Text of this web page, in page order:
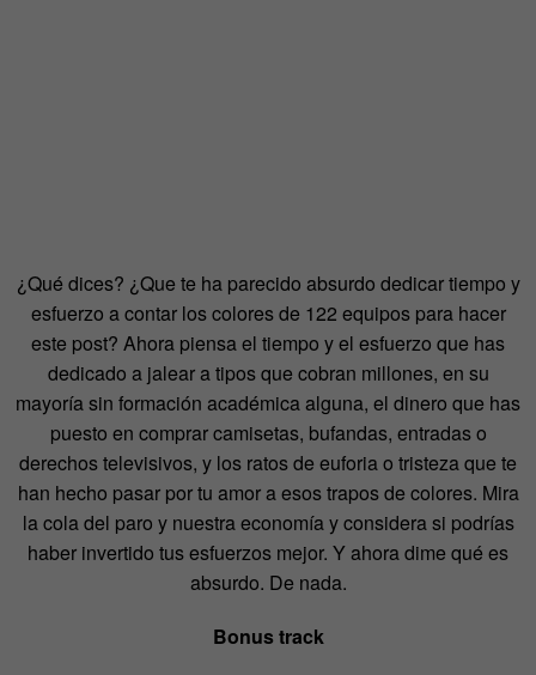
¿Qué dices? ¿Que te ha parecido absurdo dedicar tiempo y
esfuerzo a contar los colores de 122 equipos para hacer
este post? Ahora piensa el tiempo y el esfuerzo que has
dedicado a jalear a tipos que cobran millones, en su
mayoría sin formación académica alguna, el dinero que has
puesto en comprar camisetas, bufandas, entradas o
derechos televisivos, y los ratos de euforia o tristeza que te
han hecho pasar por tu amor a esos trapos de colores. Mira
la cola del paro y nuestra economía y considera si podrías
haber invertido tus esfuerzos mejor. Y ahora dime qué es
absurdo. De nada.
Bonus track